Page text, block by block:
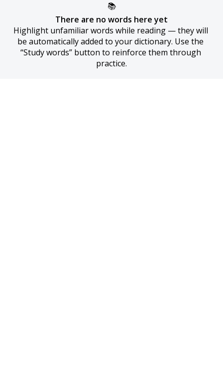
📚
There are no words here yet
Highlight unfamiliar words while reading — they will
be automatically added to your dictionary. Use the
“Study words” button to reinforce them through
practice.